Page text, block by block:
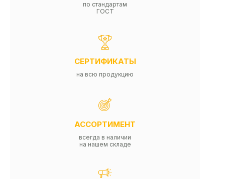
по стандартам
ГОСТ
СЕРТИФИКАТЫ
на всю продукцию
АССОРТИМЕНТ
всегда в наличии
на нашем складе